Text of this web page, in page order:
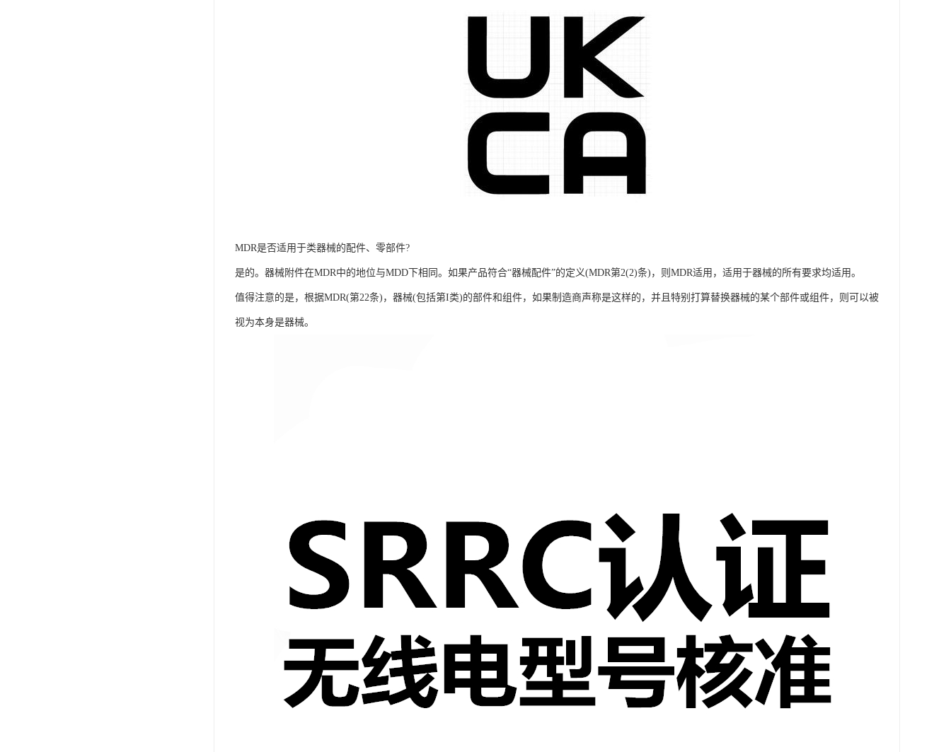
MDR是否适用于类器械的配件、零部件?
是的。器械附件在MDR中的地位与MDD下相同。如果产品符合“器械配件”的定义(MDR第2(2)条)，则MDR适用，适用于器械的所有要求均适用。
值得注意的是，根据MDR(第22条)，器械(包括第I类)的部件和组件，如果制造商声称是这样的，并且特别打算替换器械的某个部件或组件，则可以被
视为本身是器械。